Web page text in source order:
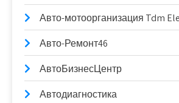
Авто-мотоорганизация Tdm
Авто-Ремонт46
АвтоБизнесЦентр
Автодиагностика